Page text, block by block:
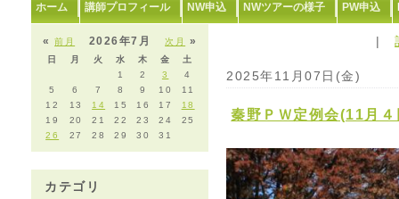
ホーム 講師プロフィール NW申込 NWツアーの様子 PW申込
«前月 次月 »
2026年7月
日 月 火 水 木 金
土
1
2 3
4
5
6 7 8 9 10
11
12
13 14 15 16 17
18
19
20 21 22 23 24
25
26
27 28 29 30 31
カテゴリ
|
2025年11月07日(金)
秦野ＰＷ定例会(11月４